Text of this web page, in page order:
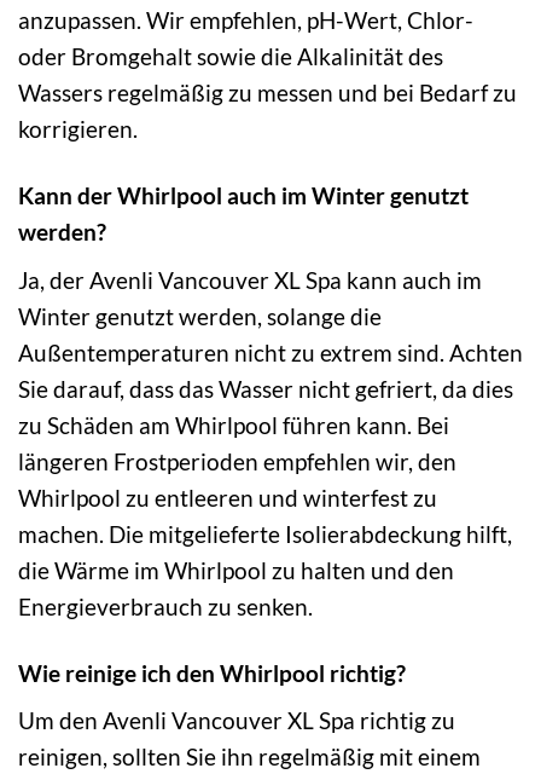
anzupassen. Wir empfehlen, pH-Wert, Chlor-
oder Bromgehalt sowie die Alkalinität des
Wassers regelmäßig zu messen und bei Bedarf zu
korrigieren.
Kann der Whirlpool auch im Winter genutzt
werden?
Ja, der Avenli Vancouver XL Spa kann auch im
Winter genutzt werden, solange die
Außentemperaturen nicht zu extrem sind. Achten
Sie darauf, dass das Wasser nicht gefriert, da dies
zu Schäden am Whirlpool führen kann. Bei
längeren Frostperioden empfehlen wir, den
Whirlpool zu entleeren und winterfest zu
machen. Die mitgelieferte Isolierabdeckung hilft,
die Wärme im Whirlpool zu halten und den
Energieverbrauch zu senken.
Wie reinige ich den Whirlpool richtig?
Um den Avenli Vancouver XL Spa richtig zu
reinigen, sollten Sie ihn regelmäßig mit einem